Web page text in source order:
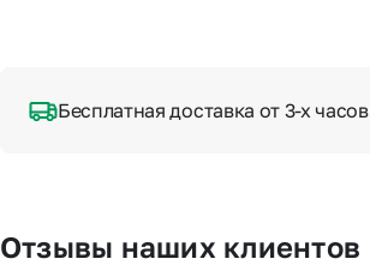
Бесплатная доставка от 3-х часов
Отзывы наших клиентов